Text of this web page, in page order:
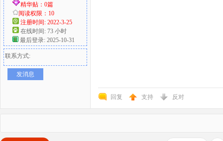
精华贴：0篇
阅读权限：10
注册时间: 2022-3-25
在线时间: 73 小时
最后登录: 2025-10-31
联系方式:
发消息
回复 支持 反对